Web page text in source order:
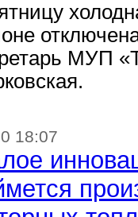
МУП
18:07